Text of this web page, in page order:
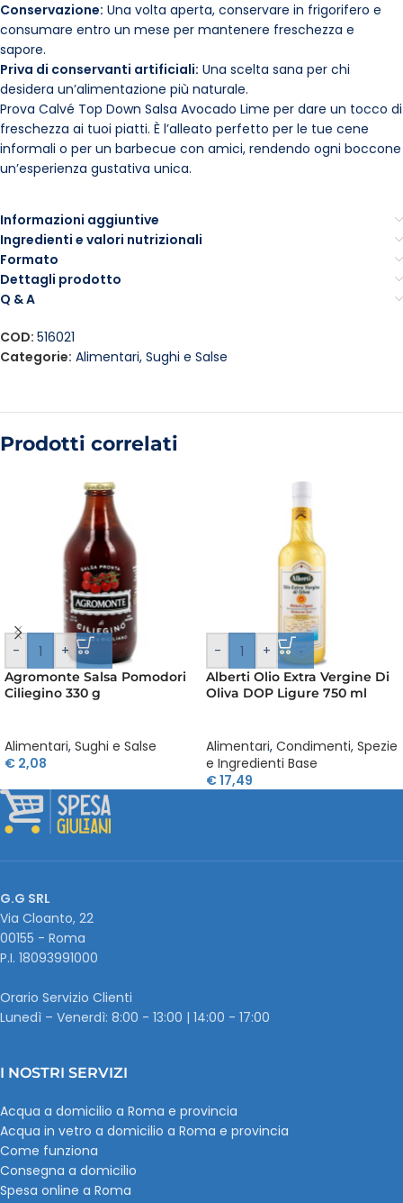
Conservazione: Una volta aperta, conservare in frigorifero e
consumare entro un mese per mantenere freschezza e
sapore.
Priva di conservanti artificiali: Una scelta sana per chi
desidera un’alimentazione più naturale.
Prova Calvé Top Down Salsa Avocado Lime per dare un tocco di
freschezza ai tuoi piatti. È l’alleato perfetto per le tue cene
informali o per un barbecue con amici, rendendo ogni boccone
un’esperienza gustativa unica.
Informazioni aggiuntive
Ingredienti e valori nutrizionali
Formato
Dettagli prodotto
Q & A
COD: 516021
Categorie: Alimentari, Sughi e Salse
Prodotti correlati
- +
Agromonte Salsa Pomodori
Ciliegino 330 g
Alimentari, Sughi e Salse
€ 2,08
- +
Alberti Olio Extra Vergine Di
Oliva DOP Ligure 750 ml
Alimentari, Condimenti, Spezie
e Ingredienti Base
€17,49
G.G SRL
Via Cloanto, 22
00155 - Roma
P.I. ‭18093991000
Orario Servizio Clienti
Lunedì – Venerdì: 8:00 - 13:00 | 14:00 - 17:00
I NOSTRI SERVIZI
Acqua a domicilio a Roma e provincia
Acqua in vetro a domicilio a Roma e provincia
Come funziona
Consegna a domicilio
Spesa online a Roma